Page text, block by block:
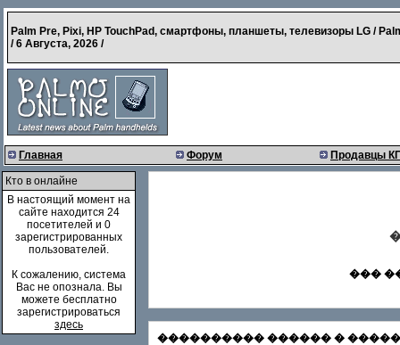
Palm Pre, Pixi, HP TouchPad, смартфоны, планшеты, телевизоры LG /
/6 Августа, 2026 /
Главная Форум Продавцы
Кто в онлайне
В настоящий момент на
сайте находится 24
посетителей и 0
зарегистрированных
пользователей.
К сожалению, система
Вас не опознала. Вы
можете бесплатно
зарегистрироваться
здесь
���
���������� ������ �